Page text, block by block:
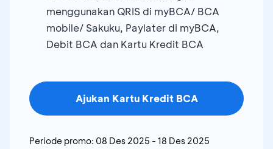
menggunakan QRIS di myBCA/ BCA
mobile/ Sakuku, Paylater di myBCA,
Debit BCA dan Kartu Kredit BCA
Ajukan Kartu Kredit BCA
Periode promo: 08 Des 2025 - 18 Des 2025